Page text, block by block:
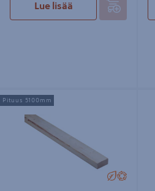
Lue lisää
Lankku PROF 47x100x5100 VS/VL
vajaasärmä
Pituus 5100mm